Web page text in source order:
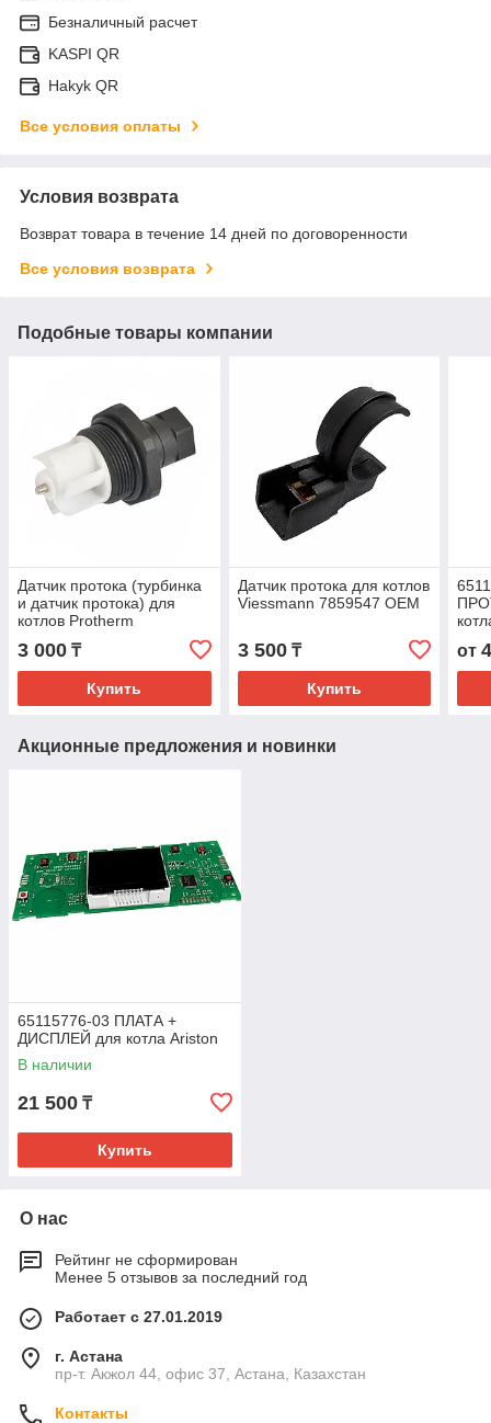
Безналичный расчет
KASPI QR
Hakyk QR
Все условия оплаты
Условия возврата
Возврат товара в течение 14 дней по договоренности
Все условия возврата
Подобные товары компании
Датчик протока (турбинка
и датчик протока) для
котлов Protherm
0020118662 (D003201349,
0020123548) OEM
3 000 ₸
Купить
Датчик протока для котлов
Viessmann 7859547 OEM
3 500₸
Купить
от
Акционные предложения и новинки
65115776-03 ПЛАТА +
ДИСПЛЕЙ для котла Ariston
В наличии
21 500 ₸
Купить
О нас
Рейтинг не сформирован
Менее 5 отзывов за последний год
Работает с 27.01.2019
г. Астана
пр-т. Акжол 44, офис 37, Астана, Казахстан
Контакты